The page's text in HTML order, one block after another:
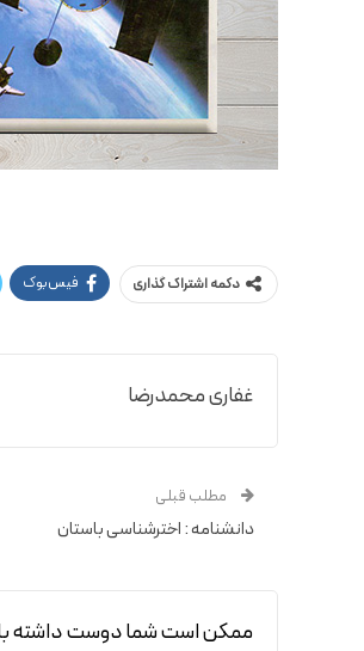
دکمه اشتراک گذاری فیس‌بوک
غفاری محمدرضا
مطلب قبلی
دانشنامه : اخترشناسی باستان
ممکن است شما دوست داشته